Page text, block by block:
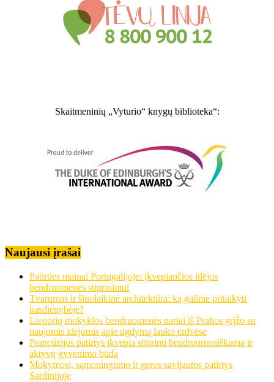
Skaitmeninių „Vyturio“ knygų biblioteka“:
Naujausi įrašai
Patirties mainai Portugalijoje: įkvepiančios idėjos
bendruomenės stiprinimui
Tvarumas ir šiuolaikinė architektūra: ką galime pritaikyti
kasdienybėje?
Lieporių mokyklos bendruomenės nariai iš Prahos grįžo su
naujomis idėjomis apie ugdymą lauko erdvėse
Prancūzijos patirtys įkvepia stiprinti bendruomeniškumą ir
aktyvų gyvenimo būdą
Mokymosi, sąmoningumo ir geros savijautos patirtys
Sardinijoje